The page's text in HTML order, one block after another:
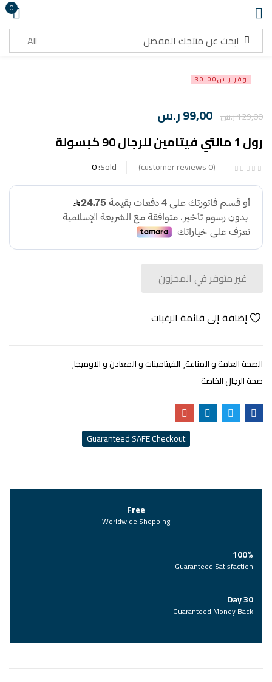
0
وفر ر.س30.00
129,00ر.س 99,00ر.س
رول 1 مالتي فيتامين للرجال 90 كبسولة
0
Sold:
0
غير متوفر في المخزون
إضافة إلى قائمة الرغبات
الصحة العامة و المناعة الفيتامينات و المعادن و الاوميجا
صحة الرجال الخاصة
Guaranteed SAFE Checkout
Free
Worldwide Shopping
100%
Guaranteed Satisfaction
30 Day
Guaranteed Money Back
تسجيل دخول
تذكرني
هل نسيت كلمة المرور ؟
تسجيل دخول
انشاء حساب